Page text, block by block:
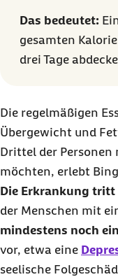
Das bedeutet:
gesamten
drei Tage
Die regelmäßigen
Übergewicht und
Drittel der Personen
möchten, erlebt
Die Erkrankung
der Menschen mit
mindestens noch
vor, etwa eine
seelische